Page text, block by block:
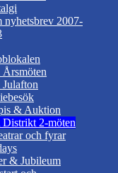
nyhetsbrev 2007-
Årsmöten
& Auktion
Distrikt 2-möten
och fyrar
& Jubileum